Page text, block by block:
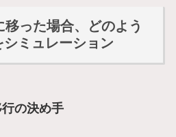
った場合、どのよう
ミュレーション
の決め手